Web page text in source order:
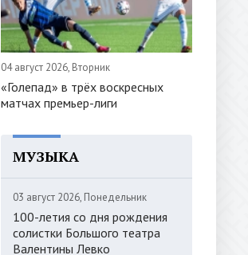
04 август 2026, Вторник
«Голепад» в трёх воскресных
матчах премьер-лиги
МУЗЫКА
03 август 2026, Понедельник
100-летия со дня рождения
солистки Большого театра
Валентины Левко